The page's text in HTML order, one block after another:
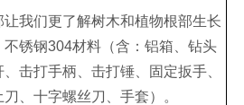
让我们更了解树木和植物根部生长
不锈钢304材料（含：铝箱、钻头
击打手柄、击打锤、固定扳手、
、十字螺丝刀、手套）。